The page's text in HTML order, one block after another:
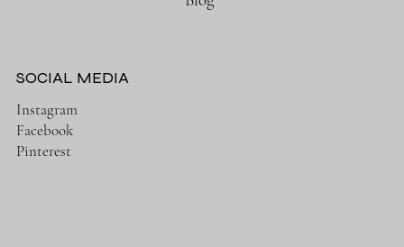
SOCIAL MEDIA
Instagram
Facebook
Pinterest